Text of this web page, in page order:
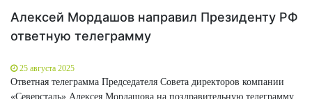
Алексей Мордашов направил Президенту РФ
ответную телеграмму
25 августа 2025
Ответная телеграмма Председателя Совета директоров компании
«Северсталь» Алексея Мордашова на поздравительную телеграмму